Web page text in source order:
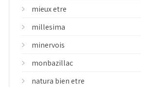
mieux etre
millesima
minervois
monbazillac
natura bien etre